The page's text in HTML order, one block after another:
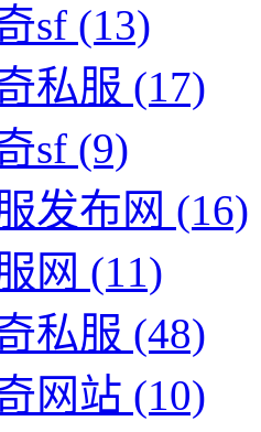
sf (13)
私服 (17)
sf (9)
发布网 (16)
网 (11)
私服 (48)
网站 (10)